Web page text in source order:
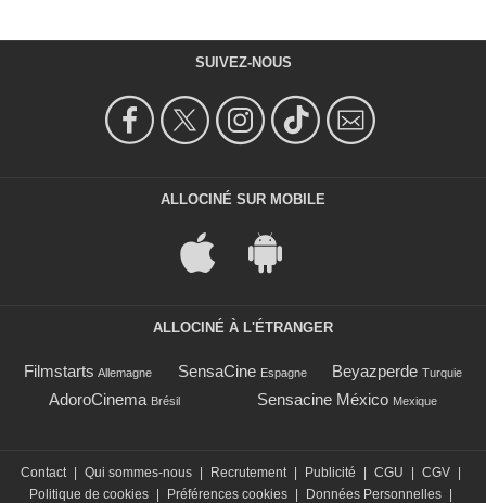
SUIVEZ-NOUS
ALLOCINÉ SUR MOBILE
ALLOCINÉ À L'ÉTRANGER
Filmstarts Allemagne SensaCine Espagne Beyazperde Turquie
AdoroCinema Brésil Sensacine México Mexique
Contact Qui sommes-nous Recrutement Publicité CGU CGV
Politique de cookies
Préférences cookies Données Personnelles